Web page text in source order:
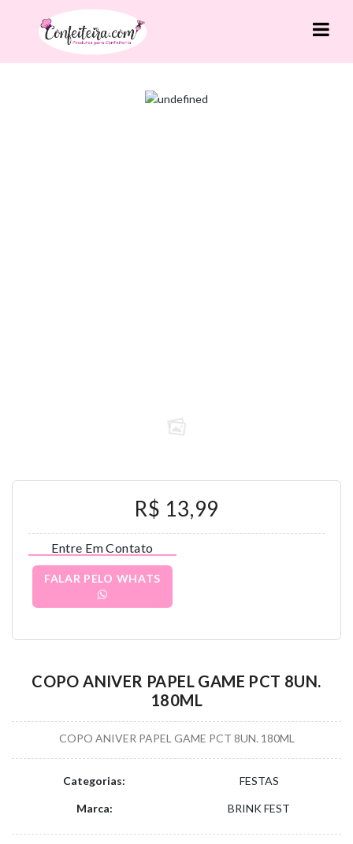
R$ 13,99
Entre Em Contato
FALAR PELO WHATS
COPO ANIVER PAPEL GAME PCT 8UN.
180ML
COPO ANIVER PAPEL GAME PCT 8UN. 180ML
Categorias: FESTAS
Marca: BRINK FEST